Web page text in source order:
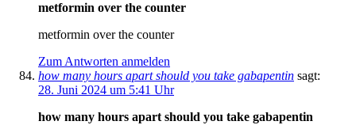
metformin over the counter
metformin over the counter
Zum Antworten anmelden
how many hours apart should you take gabapentin sagt:
28. Juni 2024 um 5:41 Uhr
how many hours apart should you take gabapentin